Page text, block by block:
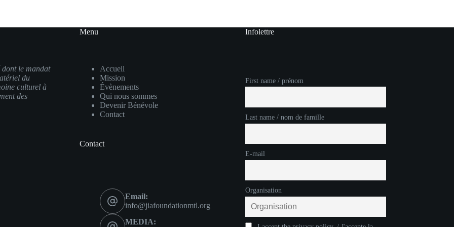
le mandat
du
culturel à
des
Menu
Accueil
Mission
Évènements
Qui nous sommes
Devenir Bénévole
Contact
Contact
Email:
info@jiafoundationmtl.org
MEDIA:
Infolettre
First name / prénom
Last name / nom de famille
E-mail
Organisation